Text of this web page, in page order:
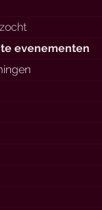
evenementen